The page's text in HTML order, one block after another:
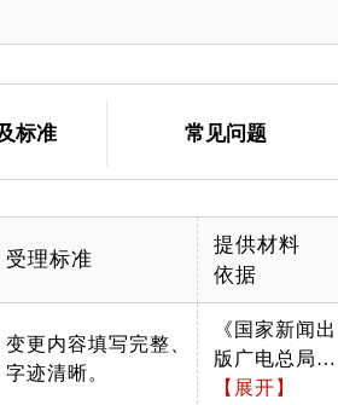
标准 常见问题
受理标准
提供材料
依据
变更内容填写完整、
字迹清晰。
《国家新闻出
版广电总局关
于进一步落实
【展开】